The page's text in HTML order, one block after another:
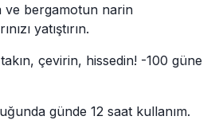
ve bergamotun narin
yatıştırın.
çevirin, hissedin! -100 güne
günde 12 saat kullanım.